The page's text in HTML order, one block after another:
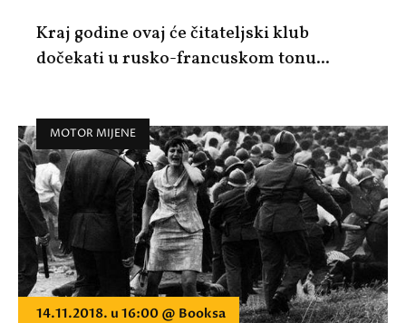
Kraj godine ovaj će čitateljski klub
dočekati u rusko-francuskom tonu...
MOTOR MIJENE
14.11.2018. u 16:00 @ Booksa